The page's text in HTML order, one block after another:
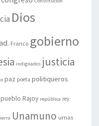
Dios
Franco gobierno
indignados justicia
paz poeta politiqueros
pueblo Rajoy república rey
Unamuno urnas